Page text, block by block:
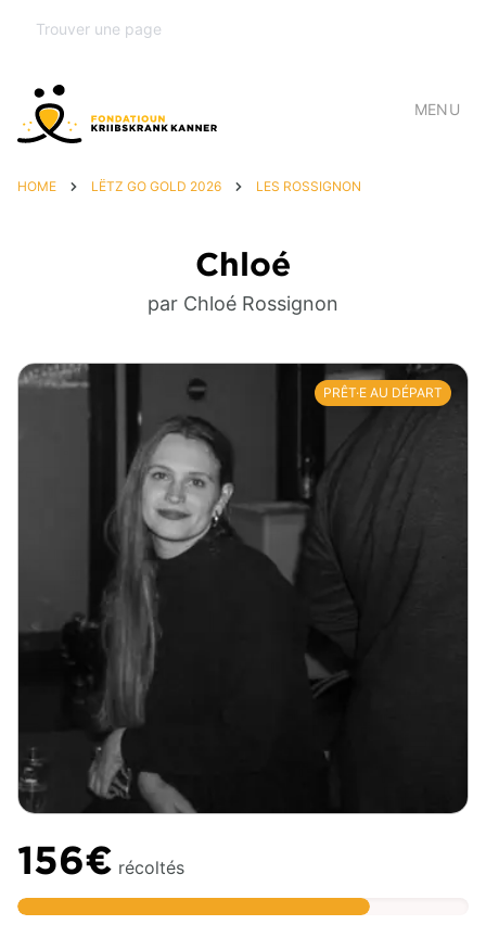
MENU
HOME LËTZ GO GOLD 2026 LES ROSSIGNON
Chloé
par Chloé Rossignon
PRÊT·E AU DÉPART
156€ récoltés